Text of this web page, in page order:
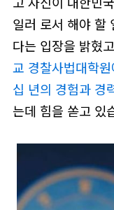
일러 로서 해야 할
다는 입장을 밝혔
교 경찰사법대학
십 년의 경험과 경
는데 힘을 쏟고 있